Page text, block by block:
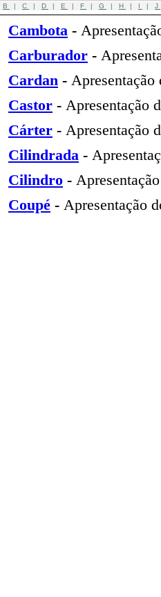
B | C | D | E | F | G | H | I | J
Cambota -
Carburador -
Cardan -
Castor - Apresentação
Cárter - Apresentação
Cilindrada -
Cilindro -
Coupé - Apresentação